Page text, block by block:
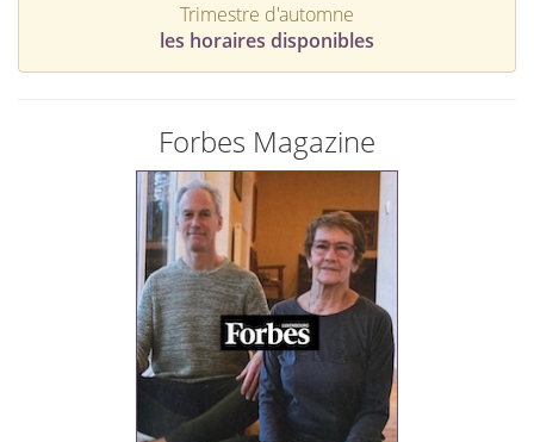
Trimestre d'automne
les horaires disponibles
Forbes Magazine